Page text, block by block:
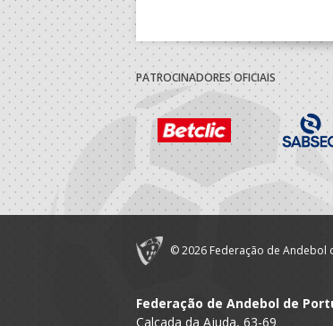
PATROCINADORES OFICIAIS
© 2026 Federação de Andebol
Federação de Andebol de
Calçada da Ajuda, 63-69